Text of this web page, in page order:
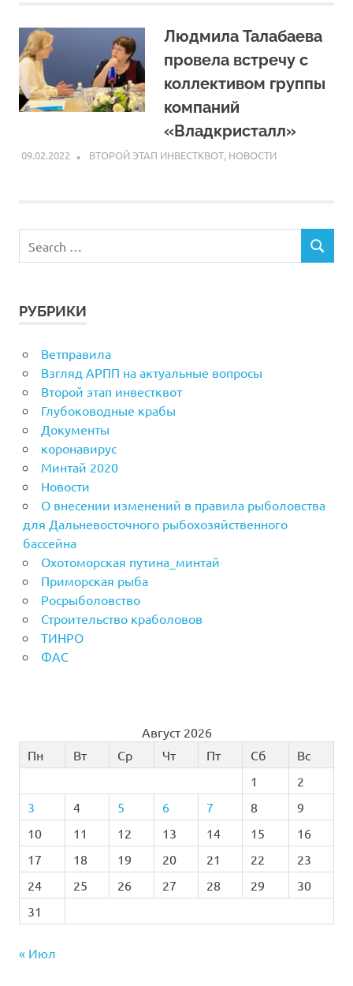
Людмила Талабаева
провела встречу с
коллективом группы
компаний
«Владкристалл»
09.02.2022 ARPP
ВТОРОЙ ЭТАП ИНВЕСТКВОТ, НОВОСТИ
РУБРИКИ
Ветправила
Взгляд АРПП на актуальные вопросы
Второй этап инвестквот
Глубоководные крабы
Документы
коронавирус
Минтай 2020
Новости
О внесении изменений в правила рыболовства
для Дальневосточного рыбохозяйственного
бассейна
Охотоморская путина_минтай
Приморская рыба
Росрыболовство
Строительство краболовов
ТИНРО
ФАС
Август 2026
Пн
Вт Ср Чт Пт Сб
Вс
1
2
3
4 5 6 7 8
9
10
11 12 13 14 15
16
17
18 19 20 21 22
23
24
25 26 27 28 29
30
31
« Июл